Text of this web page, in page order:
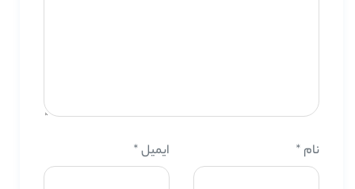
نام * ایمیل*